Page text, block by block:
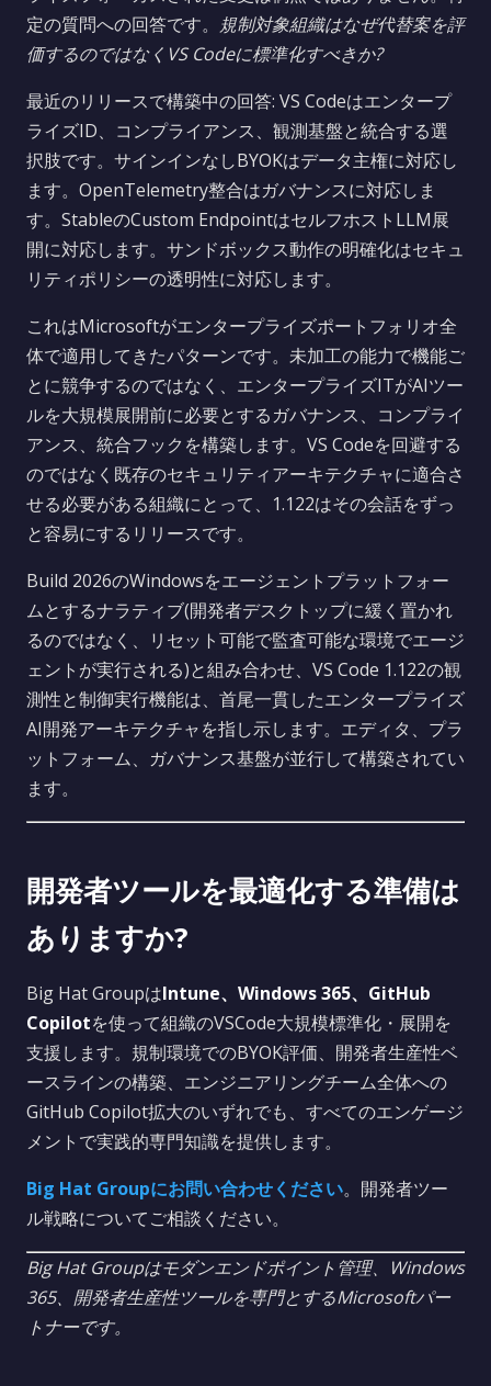
定の質問への回答です。 規制対象組織はなぜ代替案を評
価するのではなくVS Codeに標準化すべきか?
最近のリリースで構築中の回答: VS Codeはエンタープ
ライズID、コンプライアンス、観測基盤と統合する選
択肢です。サインインなしBYOKはデータ主権に対応し
ます。OpenTelemetry整合はガバナンスに対応しま
す。StableのCustom EndpointはセルフホストLLM展
開に対応します。サンドボックス動作の明確化はセキュ
リティポリシーの透明性に対応します。
これはMicrosoftがエンタープライズポートフォリオ全
体で適用してきたパターンです。未加工の能力で機能ご
とに競争するのではなく、エンタープライズITがAIツー
ルを大規模展開前に必要とするガバナンス、コンプライ
アンス、統合フックを構築します。VS Codeを回避する
のではなく既存のセキュリティアーキテクチャに適合さ
せる必要がある組織にとって、1.122はその会話をずっ
と容易にするリリースです。
Build 2026のWindowsをエージェントプラットフォー
ムとするナラティブ(開発者デスクトップに緩く置かれ
るのではなく、リセット可能で監査可能な環境でエージ
ェントが実行される)と組み合わせ、VS Code 1.122の観
測性と制御実行機能は、首尾一貫したエンタープライズ
AI開発アーキテクチャを指し示します。エディタ、プラ
ットフォーム、ガバナンス基盤が並行して構築されてい
ます。
開発者ツールを最適化する準備は
ありますか?
Big Hat GroupはIntune、Windows 365、GitHub
Copilotを使って組織のVSCode大規模標準化・展開を
支援します。規制環境でのBYOK評価、開発者生産性ベ
ースラインの構築、エンジニアリングチーム全体への
GitHub Copilot拡大のいずれでも、すべてのエンゲージ
メントで実践的専門知識を提供します。
Big Hat Groupにお問い合わせください。開発者ツー
ル戦略についてご相談ください。
Big Hat Groupはモダンエンドポイント管理、Windows
365、開発者生産性ツールを専門とするMicrosoftパー
トナーです。